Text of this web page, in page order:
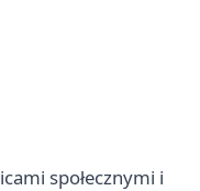
społecznymi i